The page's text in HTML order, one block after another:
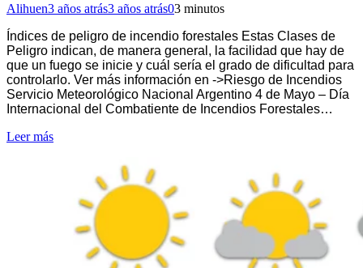
Alihuen3 años atrás3 años atrás03 minutos
Índices de peligro de incendio forestales Estas Clases de
Peligro indican, de manera general, la facilidad que hay de
que un fuego se inicie y cuál sería el grado de dificultad para
controlarlo. Ver más información en ->Riesgo de Incendios
Servicio Meteorológico Nacional Argentino 4 de Mayo – Día
Internacional del Combatiente de Incendios Forestales…
Leer más